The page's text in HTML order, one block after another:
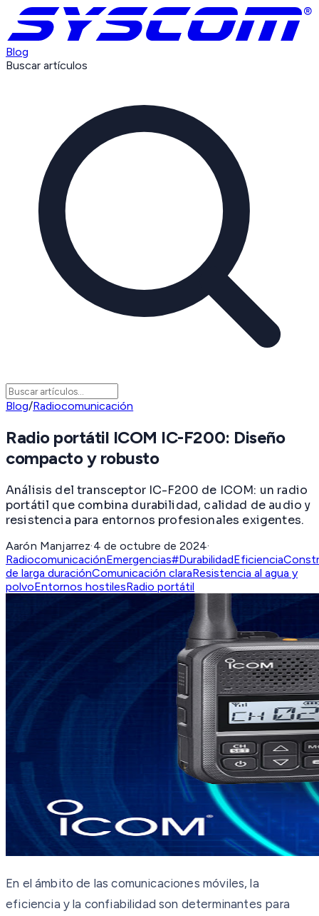
Blog
Buscar artículos
Blog/Radiocomunicación
Radio portátil ICOM IC-F200: Diseño
compacto y robusto
Análisis del transceptor IC-F200 de ICOM: un radio
portátil que combina durabilidad, calidad de audio y
resistencia para entornos profesionales exigentes.
Aarón Manjarrez·4 de octubre de 2024·
RadiocomunicaciónEmergencias#DurabilidadEficiencia
de larga duraciónComunicación claraResistencia al agua y
polvoEntornos hostilesRadio portátil
En el ámbito de las comunicaciones móviles, la
eficiencia y la confiabilidad son determinantes para